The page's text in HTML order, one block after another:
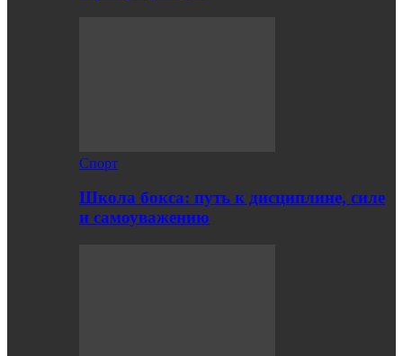
Спорт
Школа бокса: путь к дисциплине, силе
и самоуважению